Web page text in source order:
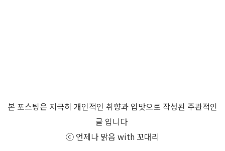
본 포스팅은 지극히 개인적인 취향과 입맛으로 작성된 주관적인
글 입니다
ⓒ 언제나 맑음 with 꼬대리